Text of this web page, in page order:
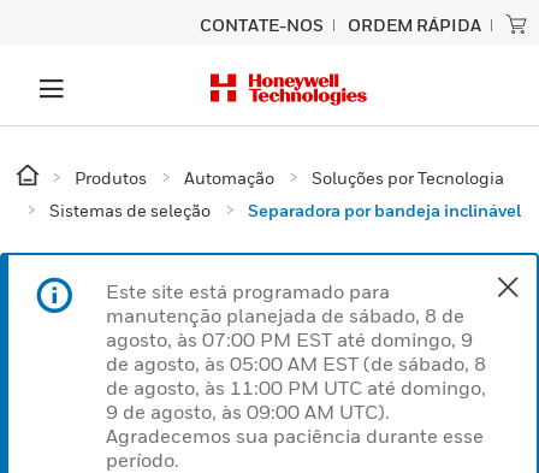
CONTATE-NOS ORDEM RÁPIDA
Produtos Automação
Soluções por Tecnologia
Sistemas de seleção
Separadora por bandeja inclinável
Este site está programado para
manutenção planejada de sábado, 8 de
agosto, às 07:00 PM EST até domingo, 9
de agosto, às 05:00 AM EST (de sábado, 8
de agosto, às 11:00 PM UTC até domingo,
9 de agosto, às 09:00 AM UTC).
Agradecemos sua paciência durante esse
período.